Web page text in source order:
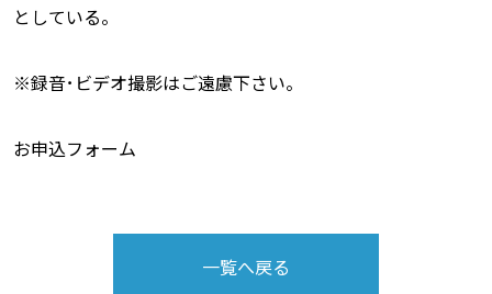
としている。
※録音･ビデオ撮影はご遠慮下さい。
お申込フォーム
一覧へ戻る